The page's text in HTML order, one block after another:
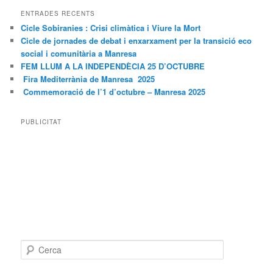
ENTRADES RECENTS
Cicle Sobiranies : Crisi climàtica i Viure la Mort
Cicle de jornades de debat i enxarxament per la transició eco
social i comunitària a Manresa
FEM LLUM A LA INDEPENDÈCIA 25 D’OCTUBRE
Fira Mediterrània de Manresa 2025
Commemoració de l’1 d’octubre – Manresa 2025
PUBLICITAT
e